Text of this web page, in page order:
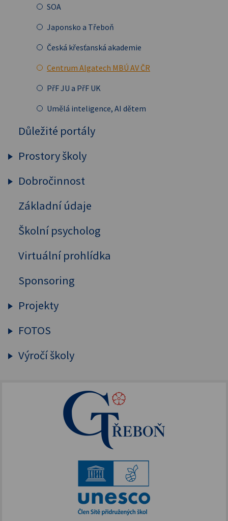
EVVO
Ochrana osobních údajů (GDPR)
Směrnice IT
SOA
Japonsko a Třeboň
Česká křesťanská akademie
Centrum Algatech MBÚ AV ČR
PřF JU a PřF UK
Umělá inteligence, AI dětem
Důležité portály
Prostory školy
Půdní vestavba
Dobročinnost
Charita
Adopce na dálku
Pomoc Ukrajině
Základní údaje
Školní psycholog
Virtuální prohlídka
Sponsoring
Projekty
Šablony OP JAK 2025
FOTOS
NPO - digitalizujeme
Doučování 2022
Erasmus+
Podpora vzdělávání
Škola bez hranic
FOTOS
Filantropický odkaz
FOTOS
Dokumentace
Akce podpořené FOTOS
Alej Toma Schreckera
FOTOSKOP
Výročí školy
155. výročí školy